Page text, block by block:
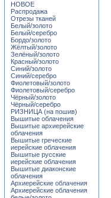
НОВОЕ
Распродажа
Отрезы тканей
Белый/золото
Белый/серебро
Бордо/золото
Жёлтый/золото
Зелёный/золото
Красный/золото
Синий/золото
Синий/серебро
Фиолетовый/золото
Фиолетовый/серебро
Чёрный/золото
Чёрный/серебро
РИЗНИЦА (на пошив)
Вышитые облачения
Вышитые архиерейские
облачения
Вышитые греческие
иерейские облачения
Вышитые русские
иерейские облачения
Вышитые диаконские
облачения
Архиерейские облачения
Архиерейские облачения